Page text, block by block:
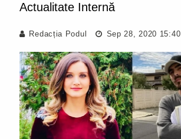
Actualitate Internă
Redacția Podul Sep 28, 2020 15:40